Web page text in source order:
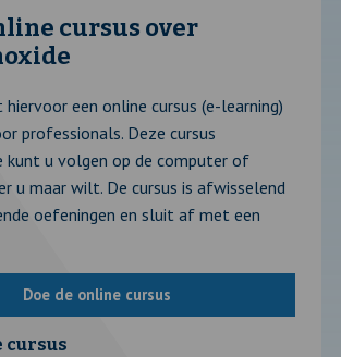
cursus over
hiervoor een online cursus (e-learning)
professionals. Deze cursus
kunt u volgen op de computer of
u maar wilt. De cursus is afwisselend
oefeningen en sluit af met een
Doe de online cursus
cursus